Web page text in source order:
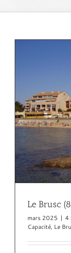
Le Brusc
mars 2025 | 4
Capacité, Le